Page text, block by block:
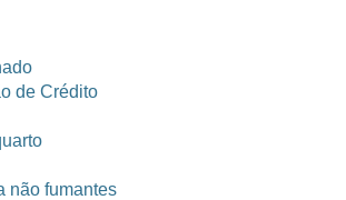
de Crédito
não fumantes